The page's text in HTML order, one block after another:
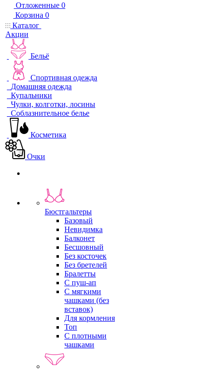
Отложенные 0
Корзина 0
Каталог
Акции
Бельё
Спортивная одежда
Домашняя одежда
Купальники
Чулки, колготки, лосины
Соблазнительное белье
Косметика
Очки
Бюстгальтеры
Базовый
Невидимка
Балконет
Бесшовный
Без косточек
Без бретелей
Бралетты
С пуш-ап
С мягкими
чашками (без
вставок)
Для кормления
Топ
С плотными
чашками